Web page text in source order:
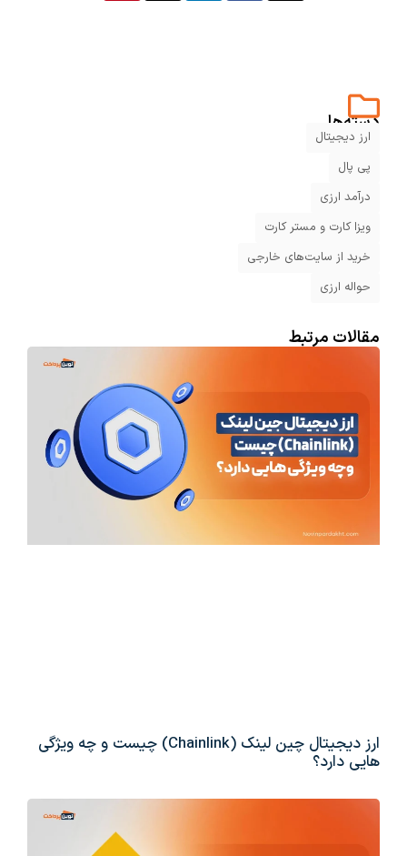
دسته‌ها
ارز دیجیتال
پی پال
درآمد ارزی
ویزا کارت و مستر کارت
خرید از سایت‌های خارجی
حواله ارزی
مقالات مرتبط
ارز دیجیتال چین لینک (Chainlink) چیست و چه ویژگی
هایی دارد؟